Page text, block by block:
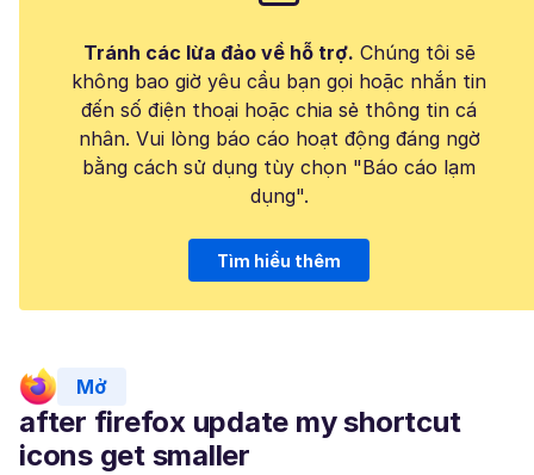
Tránh các lừa đảo về hỗ trợ. Chúng tôi sẽ
không bao giờ yêu cầu bạn gọi hoặc nhắn tin
đến số điện thoại hoặc chia sẻ thông tin cá
nhân. Vui lòng báo cáo hoạt động đáng ngờ
bằng cách sử dụng tùy chọn "Báo cáo lạm
dụng".
Tìm hiểu thêm
Mở
after firefox update my shortcut
icons get smaller